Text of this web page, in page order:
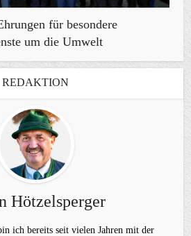
für besondere
um die Umwelt
REDAKTION
Hötzelsperger
ich bereits seit vielen Jahren mit der